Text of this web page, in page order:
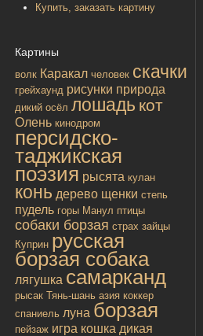
Купить, заказать картину
Картины
волк Каракал человек скачки
грейхаунд рисунки природа
дикий осёл лошадь кот
Олень кинодром
персидско-
таджикская
поэзия рысята кулан
конь дерево щенки степь
пудель горы Манул птицы
собаки борзая страх зайцы
Куприн русская
борзая собака
лягушка самарканд
рысак Тянь-шань азия коккер
спаниель луна борзая
пейзаж игра кошка дикая